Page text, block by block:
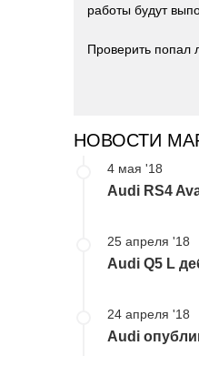
работы будут
Проверить попал
НОВОСТИ
4 мая '18
Audi RS4
25 апреля '18
Audi Q5 L
24 апреля '18
Audi